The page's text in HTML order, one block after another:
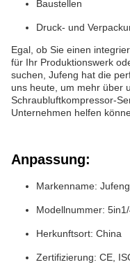
Baustellen
Druck- und
Egal, ob Sie einen
für Ihr Produktionswerk
suchen, Jufeng hat die
uns heute, um mehr über
Schraubluftkompressor-
Unternehmen helfen
Anpassung:
Markenname: Jufeng
Modellnummer:
Herkunftsort: China
Zertifizierung: CE,